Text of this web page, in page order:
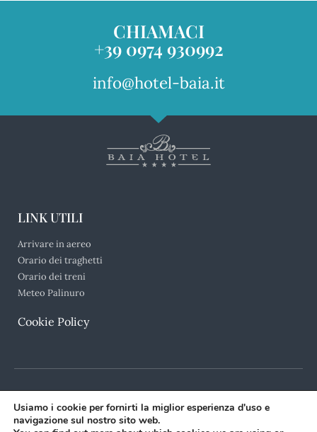
CHIAMACI
+39 0974 930992
info@hotel-baia.it
LINK UTILI
Arrivare in aereo
Orario dei traghetti
Orario dei treni
Meteo Palinuro
Cookie Policy
Usiamo i cookie per fornirti la miglior esperienza d'uso e
navigazione sul nostro sito web.